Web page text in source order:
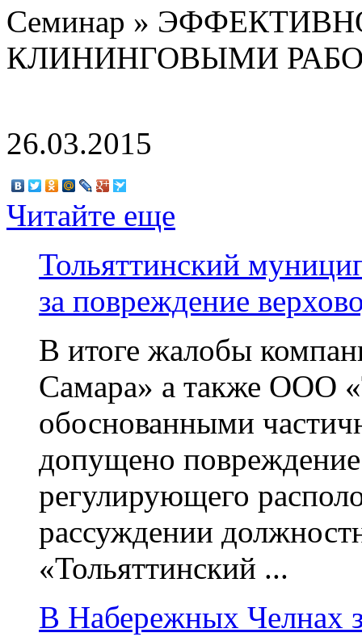
Семинар »
КЛИНИНГОВЫМИ
26.03.2015
Читайте еще
Тольяттинский
за повреждение
В итоге жалобы
Самара» а также ООО
обоснованными
допущено повреждение
регулирующего
рассуждении
«Тольяттинский ...
В Набережных Челнах